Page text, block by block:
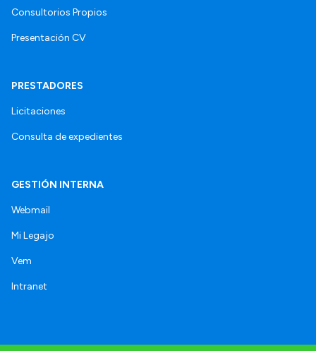
Consultorios Propios
Presentación CV
PRESTADORES
Licitaciones
Consulta de expedientes
GESTIÓN INTERNA
Webmail
Mi Legajo
Vem
Intranet